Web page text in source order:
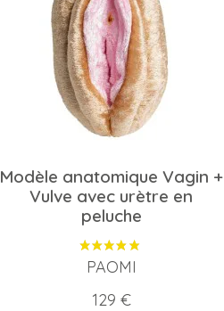
Modèle anatomique Vagin +
Vulve avec urètre en
peluche
PAOMI
Prix
129 €